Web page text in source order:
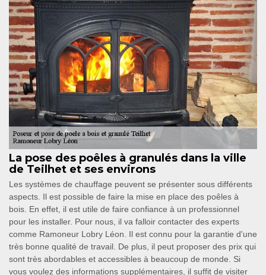
La pose des poêles à granulés dans la ville
de Teilhet et ses environs
Les systèmes de chauffage peuvent se présenter sous différents
aspects. Il est possible de faire la mise en place des poêles à
bois. En effet, il est utile de faire confiance à un professionnel
pour les installer. Pour nous, il va falloir contacter des experts
comme Ramoneur Lobry Léon. Il est connu pour la garantie d'une
très bonne qualité de travail. De plus, il peut proposer des prix qui
sont très abordables et accessibles à beaucoup de monde. Si
vous voulez des informations supplémentaires, il suffit de visiter